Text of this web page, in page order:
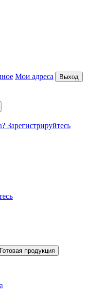
Мои адреса Выход
Зарегистрируйтесь
Готовая продукция